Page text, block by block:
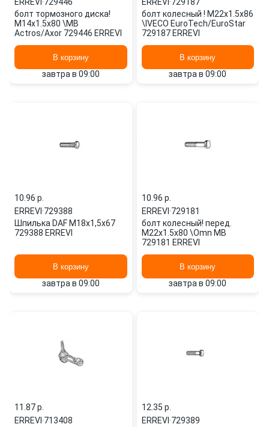
болт тормозного диска!
M14x1.5x80 \MB
Actros/Axor 729446 ERREVI
В корзину
завтра в 09:00
болт колесный ! M22x1.5x86
\IVECO EuroTech/EuroStar
729187 ERREVI
В корзину
завтра в 09:00
10.96 p.
ERREVI·729388
Шпилька DAF М18х1,5х67
729388 ERREVI
В корзину
завтра в 09:00
10.96 p.
ERREVI·729181
болт колесный! перед.
M22x1.5x80 \Omn MB
729181 ERREVI
В корзину
завтра в 09:00
11.87 p.
ERREVI·713408
12.35 p.
ERREVI·729389